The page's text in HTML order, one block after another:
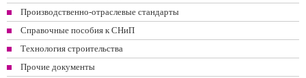
Производственно-отраслевые стандарты
Справочные пособия к СНиП
Технология строительства
Прочие документы